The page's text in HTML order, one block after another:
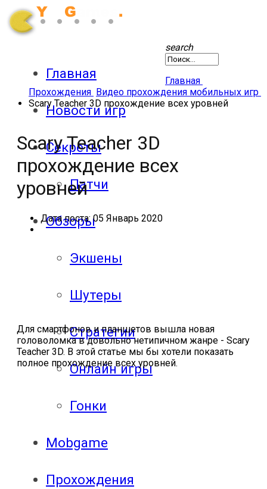
Главная
Новости игр
Секреты
Патчи
Обзоры
Экшены
Шутеры
Стратегии
Онлайн игры
Гонки
Mobgame
Прохождения
search
Главная
Прохождения Видео прохождения мобильных игр
Scary Teacher 3D прохождение всех уровней
Scary Teacher 3D
прохождение всех
уровней
Дата поста: 05 Январь 2020
Для смартфонов и планшетов вышла новая
головоломка в довольно нетипичном жанре - Scary
Teacher 3D. В этой статье мы бы хотели показать
полное прохождение всех уровней.